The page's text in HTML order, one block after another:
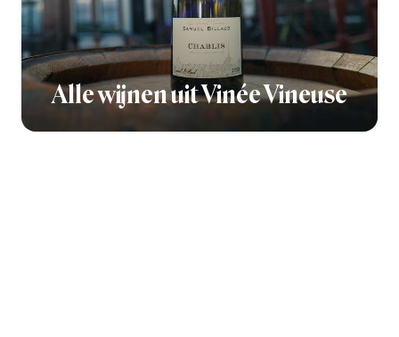
Alle wijnen uit Vinée Vineuse